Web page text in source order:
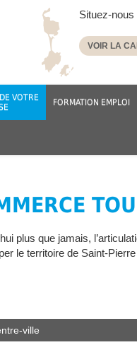
Situez-nous
VOIR LA
VOTRE
FORMATION EMPLOI
plus que jamais,
le territoire de Saint-
ville